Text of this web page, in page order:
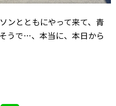
ンとともにやって来て、青
うで…、本当に、本日から